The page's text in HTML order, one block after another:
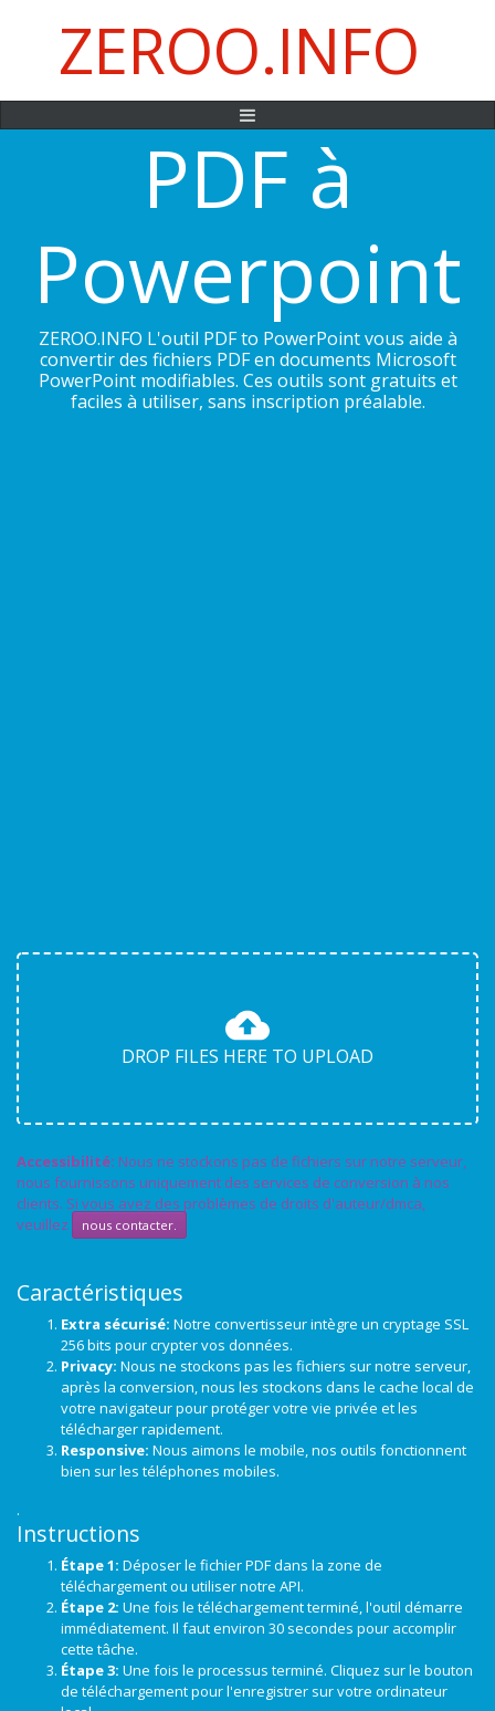
ZEROO.INFO
PDF à
Powerpoint
ZEROO.INFO L'outil PDF to PowerPoint vous aide à
convertir des fichiers PDF en documents Microsoft
PowerPoint modifiables. Ces outils sont gratuits et
faciles à utiliser, sans inscription préalable.
DROP FILES HERE TO UPLOAD
Accessibilité: Nous ne stockons pas de fichiers sur notre serveur,
nous fournissons uniquement des services de conversion à nos
clients. Si vous avez des problèmes de droits d'auteur/dmca,
veuillez
nous contacter.
Caractéristiques
Extra sécurisé: Notre convertisseur intègre un cryptage SSL
256 bits pour crypter vos données.
Privacy: Nous ne stockons pas les fichiers sur notre serveur,
après la conversion, nous les stockons dans le cache local de
votre navigateur pour protéger votre vie privée et les
télécharger rapidement.
Responsive: Nous aimons le mobile, nos outils fonctionnent
bien sur les téléphones mobiles.
.
Instructions
Étape 1: Déposer le fichier PDF dans la zone de
téléchargement ou utiliser notre API.
Étape 2: Une fois le téléchargement terminé, l'outil démarre
immédiatement. Il faut environ 30 secondes pour accomplir
cette tâche.
Étape 3: Une fois le processus terminé. Cliquez sur le bouton
de téléchargement pour l'enregistrer sur votre ordinateur